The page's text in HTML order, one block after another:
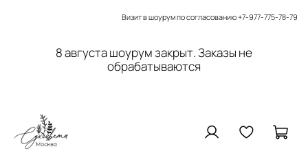
Визит в шоурум по согласованию+7-977-775-78-79
8 августа шоурум закрыт. Заказы не
обрабатываются